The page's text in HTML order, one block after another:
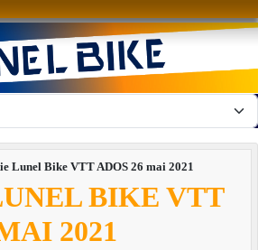
Lunel Bike VTT ADOS 26 mai 2021
BIKE VTT
2021